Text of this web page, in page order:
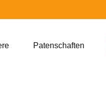
Patenschaften